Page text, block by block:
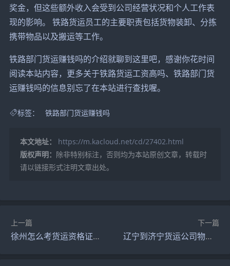
奖金，但这些额外收入会受到公司经营状况和个人工作表
现的影响。 铁路货运员工的主要职责包括货物装卸、分拣
携带物品以及搬运等工作。
铁路部门货运赚钱吗的介绍就聊到这里吧，感谢你花时间
阅读本站内容，更多关于铁路货运工资高吗、铁路部门货
运赚钱吗的信息别忘了在本站进行查找喔。
标签： 铁路部门货运赚钱吗
本文地址：
https://m.kacloud.net/cd/27402.html
版权声明： 除非特别标注，否则均为本站原创文章，转载时
请以链接形式注明文章出处。
上一篇
徐州怎么考货运资格证（徐州货运从业资格证在哪能办）
下一篇
辽宁到济宁货运公司物流（辽宁到济宁有多远）